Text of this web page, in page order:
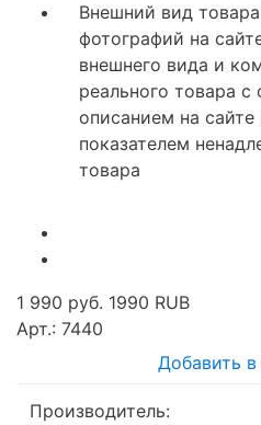
Внешний вид
фотографий на
внешнего вида и
реального товара
описанием на сайте
показателем
товара
1 990 руб. 1990 RUB
Арт.: 7440
Добавить
Производитель: